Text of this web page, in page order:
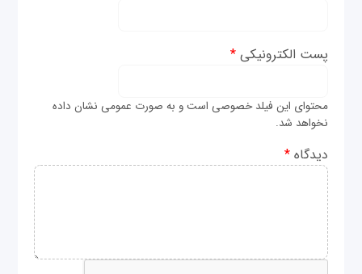
پست الکترونیکی*
محتوای این فیلد خصوصی است و به صورت عمومی نشان داده
نخواهد شد.
دیدگاه*